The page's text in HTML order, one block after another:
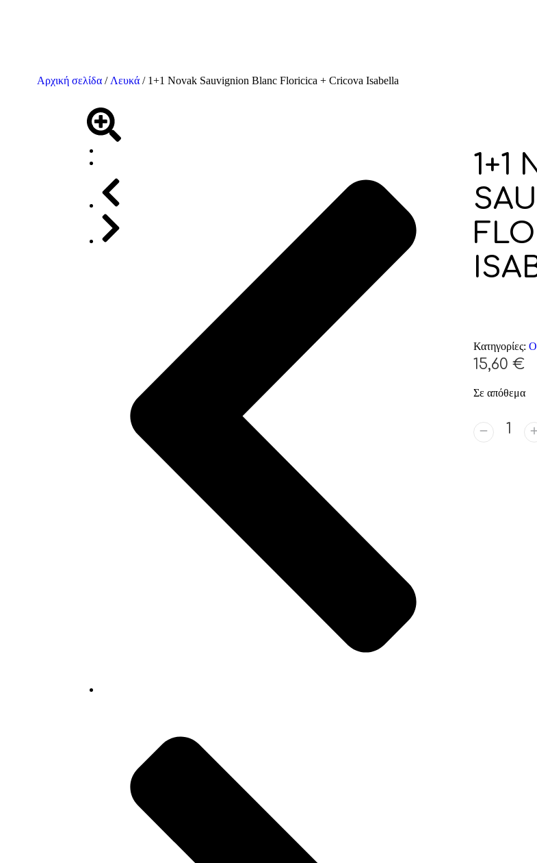
Αρχική σελίδα / Λευκά / 1+1 Novak Sauvignion Blanc Floricica + Cricova Isabella
1+1
Κατηγορίες:
15,60 €
Σε απόθεμα